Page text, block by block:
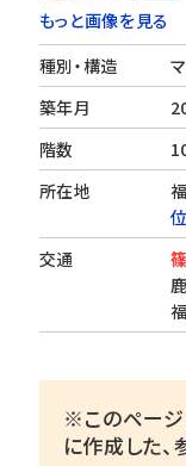
もっと画像を見る
種別・構造
築年月
階数
所在地
交通
※このペー
に作成した、